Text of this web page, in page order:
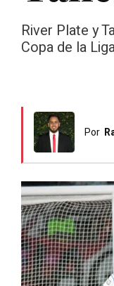
River Plate y
Copa de la
Por